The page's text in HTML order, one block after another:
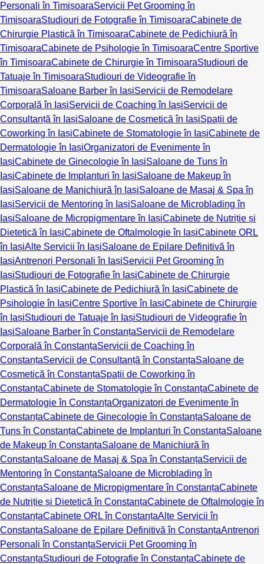
Personali în TimișoaraServicii Pet Grooming în
TimișoaraStudiouri de Fotografie în TimișoaraCabinete de
Chirurgie Plastică în TimișoaraCabinete de Pedichiură în
TimișoaraCabinete de Psihologie în TimișoaraCentre Sportive
în TimișoaraCabinete de Chirurgie în TimișoaraStudiouri de
Tatuaje în TimișoaraStudiouri de Videografie în
TimișoaraSaloane Barber în IașiServicii de Remodelare
Corporală în IașiServicii de Coaching în IașiServicii de
Consultanță în IașiSaloane de Cosmetică în IașiSpații de
Coworking în IașiCabinete de Stomatologie în IașiCabinete de
Dermatologie în IașiOrganizatori de Evenimente în
IașiCabinete de Ginecologie în IașiSaloane de Tuns în
IașiCabinete de Implanturi în IașiSaloane de Makeup în
IașiSaloane de Manichiură în IașiSaloane de Masaj & Spa în
IașiServicii de Mentoring în IașiSaloane de Microblading în
IașiSaloane de Micropigmentare în IașiCabinete de Nutriție și
Dietetică în IașiCabinete de Oftalmologie în IașiCabinete ORL
în IașiAlte Servicii în IașiSaloane de Epilare Definitivă în
IașiAntrenori Personali în IașiServicii Pet Grooming în
IașiStudiouri de Fotografie în IașiCabinete de Chirurgie
Plastică în IașiCabinete de Pedichiură în IașiCabinete de
Psihologie în IașiCentre Sportive în IașiCabinete de Chirurgie
în IașiStudiouri de Tatuaje în IașiStudiouri de Videografie în
IașiSaloane Barber în ConstanțaServicii de Remodelare
Corporală în ConstanțaServicii de Coaching în
ConstanțaServicii de Consultanță în ConstanțaSaloane de
Cosmetică în ConstanțaSpații de Coworking în
ConstanțaCabinete de Stomatologie în ConstanțaCabinete de
Dermatologie în ConstanțaOrganizatori de Evenimente în
ConstanțaCabinete de Ginecologie în ConstanțaSaloane de
Tuns în ConstanțaCabinete de Implanturi în ConstanțaSaloane
de Makeup în ConstanțaSaloane de Manichiură în
ConstanțaSaloane de Masaj & Spa în ConstanțaServicii de
Mentoring în ConstanțaSaloane de Microblading în
ConstanțaSaloane de Micropigmentare în ConstanțaCabinete
de Nutriție și Dietetică în ConstanțaCabinete de Oftalmologie în
ConstanțaCabinete ORL în ConstanțaAlte Servicii în
ConstanțaSaloane de Epilare Definitivă în ConstanțaAntrenori
Personali în ConstanțaServicii Pet Grooming în
ConstanțaStudiouri de Fotografie în ConstanțaCabinete de